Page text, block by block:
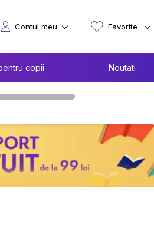
copii Noutati
Contul meu Favorite